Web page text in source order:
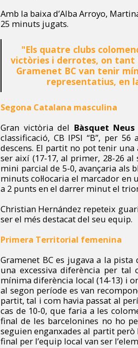
Amb la baixa d’Alba Arroyo,
25 minuts jugats.
"Els quatre clubs
victòries i derrotes, on tant
Gramenet BC van tenir
representatius, en
Segona Catalana masculina
Gran victòria del Bàsquet Neus
classificació, CB IPSI “B”, per
descens. El partit no pot tenir
ser així (17-17, al primer, 28-26
mini parcial de 5-0, avançaria als
minuts col·locaria el marcador en
a 2 punts en el darrer minut el
Christian Hernández repeteix
ser el més destacat del seu equip.
Primera Territorial femenina
Gramenet BC es jugava a la pista
una excessiva diferència per
mínima diferència local (14-13) i
al segon període es van
partit, tal i com havia passat al
cas de 10-0, que faria a les
final de les barcelonines no ho
seguien enganxades al partit
final per l’equip local van ser